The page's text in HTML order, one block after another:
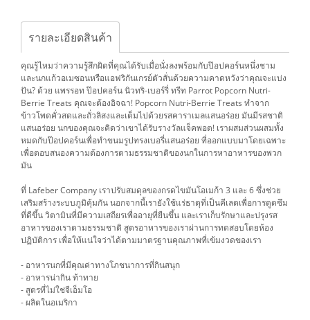
รายละเอียดสินค้า
คุณรู้ไหมว่าความรู้สึกผิดที่คุณได้รับเมื่อนั่งลงพร้อมกับป๊อปคอร์นหนึ่งชาม
และนกแก้วอเมซอนหรือแอฟริกันเกรย์ตัวสั่นด้วยความคาดหวังว่าคุณจะแบ่ง
ปัน? ด้วย แพรรอท ป๊อปคอร์น นิวทริ-เบอร์รี่ ทรีท Parrot Popcorn Nutri-
Berrie Treats คุณจะต้องอิจฉา! Popcorn Nutri-Berrie Treats ทำจาก
ข้าวโพดคั่วสดและถั่วลิสงและเต็มไปด้วยรสคาราเมลแสนอร่อย มันมีรสชาติ
แสนอร่อย นกของคุณจะคิดว่าเขาได้รับรางวัลแจ็คพอต! เราผสมส่วนผสมทั้ง
หมดกับป๊อปคอร์นเพื่อทำขนมรูปทรงเบอรี่แสนอร่อย ที่ออกแบบมาโดยเฉพาะ
เพื่อตอบสนองความต้องการตามธรรมชาติของนกในการหาอาหารของพวก
มัน
ที่ Lafeber Company เราปรับสมดุลของกรดไขมันโอเมก้า 3 และ 6 ซึ่งช่วย
เสริมสร้างระบบภูมิคุ้มกัน นอกจากนี้เรายังใช้แร่ธาตุที่เป็นคีเลตเพื่อการดูดซึม
ที่ดีขึ้น วิตามินที่มีความเสถียรเพื่ออายุที่ยืนขึ้น และเราเก็บรักษาและปรุงรส
อาหารของเราตามธรรมชาติ สูตรอาหารของเราผ่านการทดสอบโดยห้อง
ปฏิบัติการ เพื่อให้แน่ใจว่าได้ตามมาตรฐานคุณภาพที่เข้มงวดของเรา
- อาหารนกที่มีคุณค่าทางโภชนาการที่กินสนุก
- อาหารน่ากิน ท้าทาย
- สูตรที่ไม่ใช่จีเอ็มโอ
- ผลิตในอเมริกา